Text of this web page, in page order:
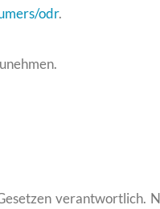
odr.
verantwortlich.